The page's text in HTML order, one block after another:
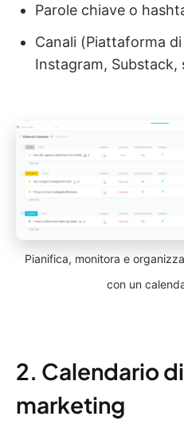
Parole chiave o
Canali (Piattaforma
Instagram, Substack,
Pianifica, monitora e
con un
2. Calendario
marketing